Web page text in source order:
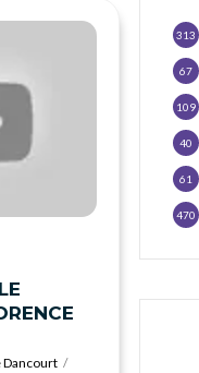
Dancourt
313
67
109
40
61
470